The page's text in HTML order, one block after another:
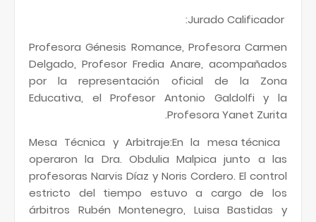
Profesora Génesis Romance, Profesora Carmen
Delgado, Profesor Fredia Anare, acompañados
por la representación oficial de la Zona
Educativa, el Profesor Antonio Galdolfi y la
Profesora Yanet Zurita.
Mesa Técnica y Arbitraje:En la mesa técnica
operaron la Dra. Obdulia Malpica junto a las
profesoras Narvis Díaz y Noris Cordero. El control
estricto del tiempo estuvo a cargo de los
árbitros Rubén Montenegro, Luisa Bastidas y